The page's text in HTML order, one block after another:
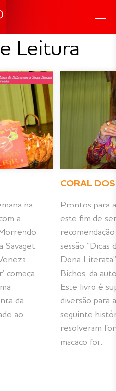
Leitura
na
a
Savaget
começa
da
ao...
CORAL
Prontos para
este fim de
sessão “Dicas
Dona
Bichos, da
Este livro é
diversão para
seguinte
resolveram
macaco foi...